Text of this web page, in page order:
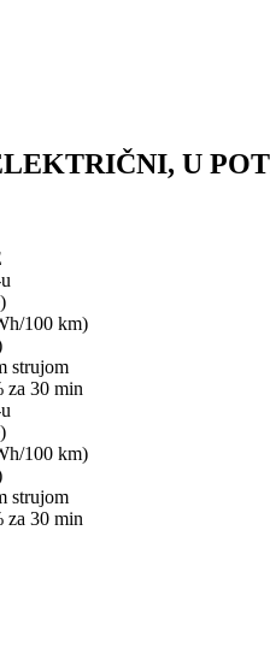
U
100 km)
strujom
za 30 min
100 km)
strujom
za 30 min